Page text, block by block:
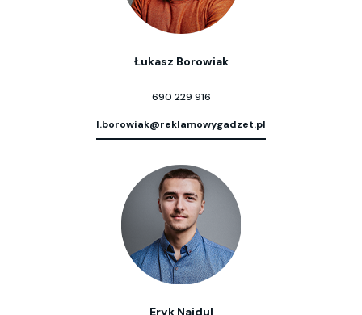
Łukasz Borowiak
690 229 916
l.borowiak@reklamowygadzet.pl
Eryk Najdul